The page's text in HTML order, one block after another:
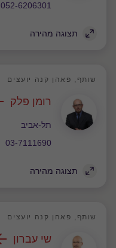
052-6206301
תצוגה מהירה
שותף, פאהן קנה יועצים
רומן פלק
תל-אביב
משרד
03-7111690
תצוגה מהירה
שותף, פאהן קנה יועצים
שי עברון